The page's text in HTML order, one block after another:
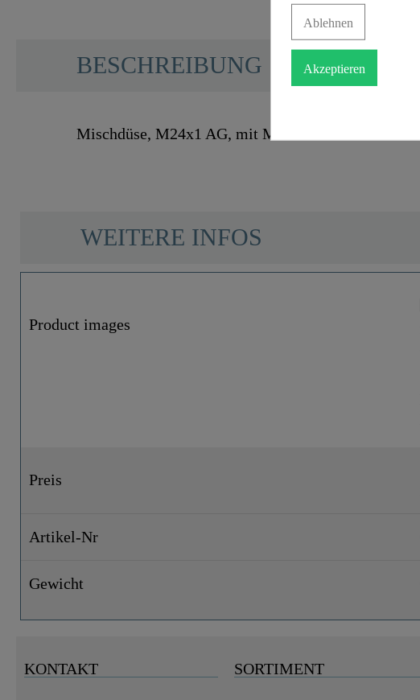
BESCHREIBUNG
Mischdüse, M24x1 AG, mit Mischdüsenschlüssel -
Gewicht
WEITERE INFOS
Product images
Preis
Artikel-Nr
Gewicht
KONTAKT SORTIMENT
Ablehnen
Akzeptieren